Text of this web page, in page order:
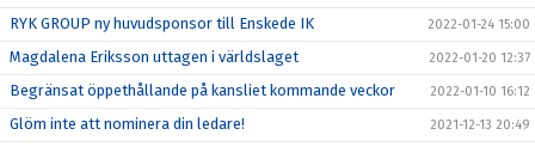
RYK GROUP ny huvudsponsor till Enskede IK 2022-01-24 15:00
Magdalena Eriksson uttagen i världslaget 2022-01-20 12:37
Begränsat öppethållande på kansliet kommande veckor 2022-01-10 16:12
Glöm inte att nominera din ledare! 2021-12-13 20:49